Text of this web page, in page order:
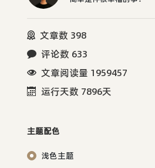
文章数 398
评论数 633
文章阅读量 1959457
运行天数 7896天
主题配色
浅色主题